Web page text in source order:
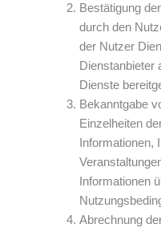
Bestätigung
durch den
der Nutzer
Dienstanbieter
Dienste
Bekanntgabe
Einzelheiten
Informationen,
Informationen
Abrechnung